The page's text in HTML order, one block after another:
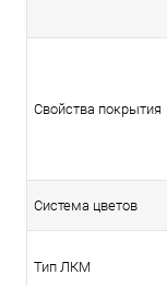
Свойства покрытия
Система цветов
Тип ЛКМ